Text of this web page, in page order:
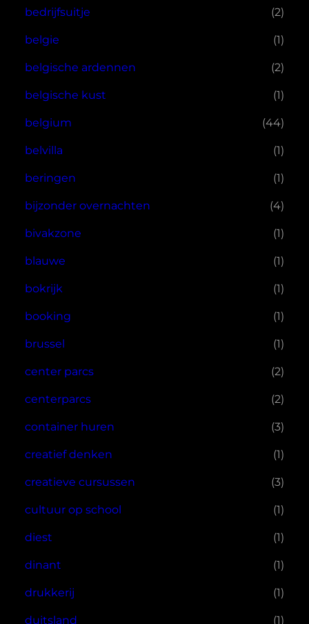
bedrijfsuitje (2)
belgie (1)
belgische ardennen (2)
belgische kust (1)
belgium (44)
belvilla (1)
beringen (1)
bijzonder overnachten (4)
bivakzone (1)
blauwe (1)
bokrijk (1)
booking (1)
brussel (1)
center parcs (2)
centerparcs (2)
container huren (3)
creatief denken (1)
creatieve cursussen (3)
cultuur op school (1)
diest (1)
dinant (1)
drukkerij (1)
duitsland (1)